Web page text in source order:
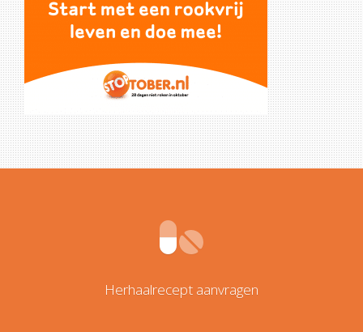
Herhaalrecept aanvragen